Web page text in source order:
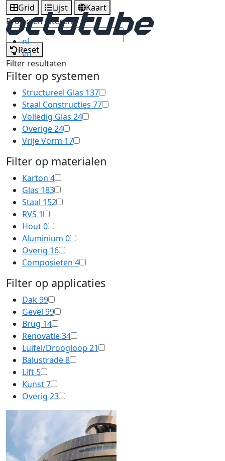
nl
en
Grid Lijst
Kaart
Projecten filteren
Reset
Filter resultaten
Filter op systemen
Structureel Glas 137
Staal Constructies 77
Volledig Glas 24
Overige24
Vrije Vorm 17
Filter op materialen
Karton 4
Glas 183
Staal 152
RVS 1
Hout0
Aluminium 0
Overig 16
Composieten 4
Filter op applicaties
Dak99
Gevel 99
Brug 14
Renovatie34
Luifel/Droogloop 21
Balustrade8
Lift 5
Kunst7
Overig 23